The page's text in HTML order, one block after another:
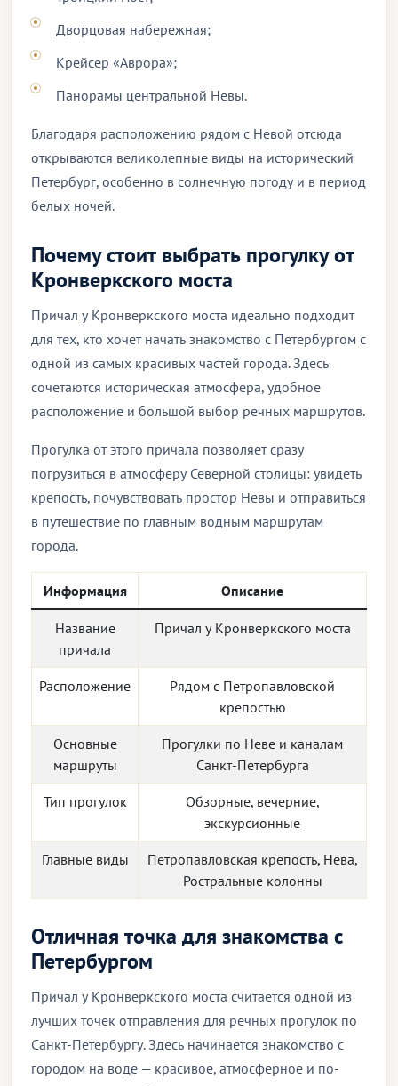
Дворцовая набережная;
Крейсер «Аврора»;
Панорамы центральной Невы.
Благодаря расположению рядом с Невой отсюда
открываются великолепные виды на исторический
Петербург, особенно в солнечную погоду и в период
белых ночей.
Почему стоит выбрать прогулку от
Кронверкского моста
Причал у Кронверкского моста идеально подходит
для тех, кто хочет начать знакомство с Петербургом с
одной из самых красивых частей города. Здесь
сочетаются историческая атмосфера, удобное
расположение и большой выбор речных маршрутов.
Прогулка от этого причала позволяет сразу
погрузиться в атмосферу Северной столицы: увидеть
крепость, почувствовать простор Невы и отправиться
в путешествие по главным водным маршрутам
города.
Информация Описание
Название
причала
Причал у Кронверкского моста
Расположение
Рядом с Петропавловской
крепостью
Основные
маршруты
Прогулки по Неве и каналам
Санкт-Петербурга
Тип прогулок
Обзорные, вечерние,
экскурсионные
Главные виды
Петропавловская крепость, Нева,
Ростральные колонны
Отличная точка для знакомства с
Петербургом
Причал у Кронверкского моста считается одной из
лучших точек отправления для речных прогулок по
Санкт-Петербургу. Здесь начинается знакомство с
городом на воде — красивое, атмосферное и по-